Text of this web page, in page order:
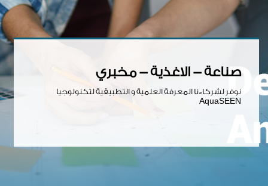
صناعة - الاغذية - مخبري
نوفر لشركاءنا المعرفة العلمية و التطبيقية لتكنولوجيا
AquaSEEN